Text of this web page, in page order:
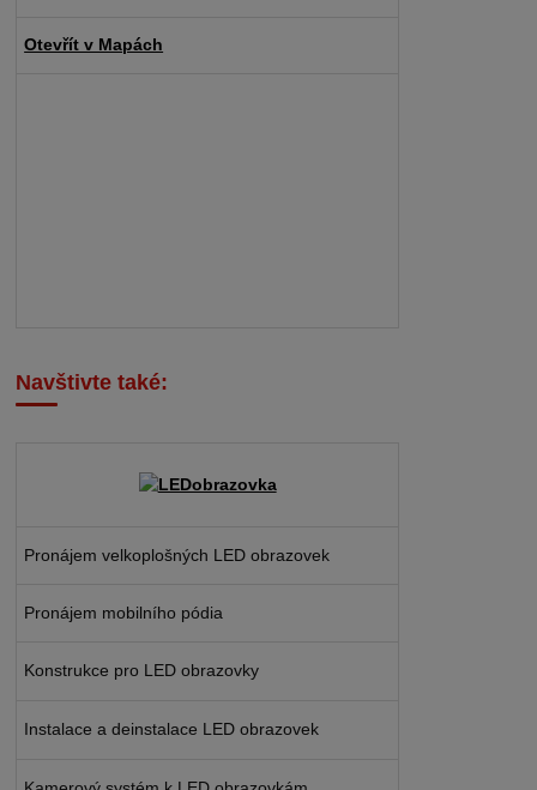
Otevřít v Mapách
Navštivte také:
Pronájem velkoplošných LED obrazovek
Pronájem mobilního pódia
Konstrukce pro LED obrazovky
Instalace a deinstalace LED obrazovek